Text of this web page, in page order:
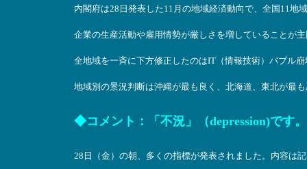
内閣府は28日発表した11月の地域経済動向で、全国11地
企業の生産活動や雇用情勢が厳しさを増していることが
全地域を一斉に下方修正したのはIT（情報技術）バブル
地域別の景況判断は沖縄が最も良く、北海道、東北が最
◆コメント：「不況」（depression)です。
28日（金）の朝、多くの指標が発表されました。内容は